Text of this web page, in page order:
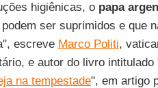
higiênicas, o papa
ser suprimidos e que
escreve Marco Politi,
e autor do livro intitulado
na tempestade", em artigo